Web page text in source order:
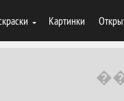
Картинки